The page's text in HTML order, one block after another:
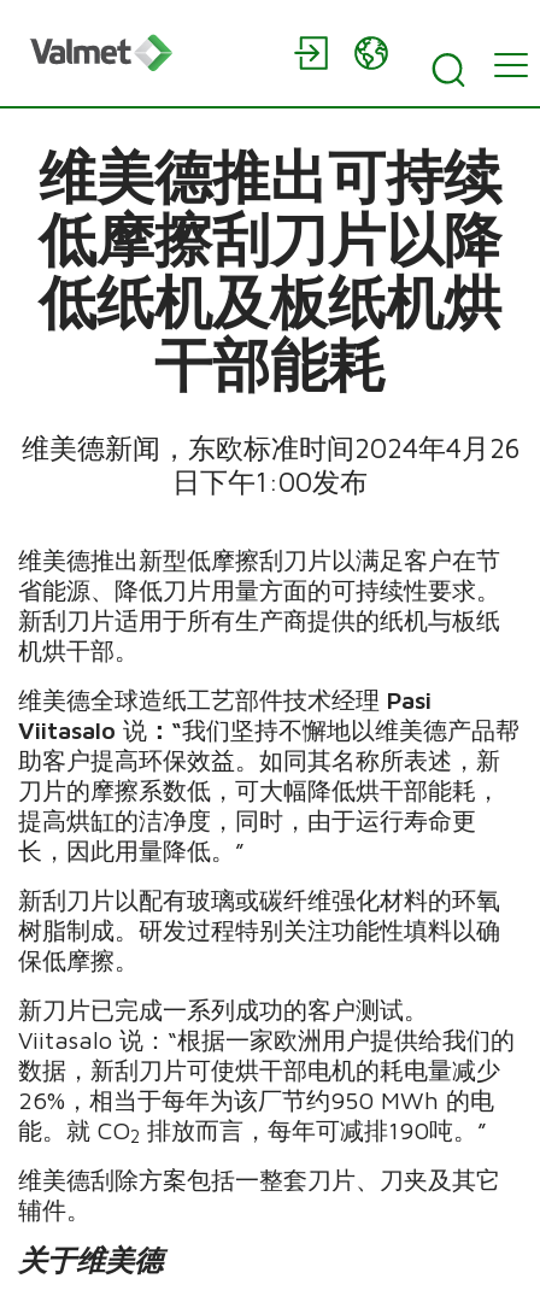
维美德推出可持续
低摩擦刮刀片以降
低纸机及板纸机烘
干部能耗
维美德新闻，东欧标准时间2024年4月26
日下午1:00发布
维美德推出新型低摩擦刮刀片以满足客户在节
省能源、降低刀片用量方面的可持续性要求。
新刮刀片适用于所有生产商提供的纸机与板纸
机烘干部。
维美德全球造纸工艺部件技术经理 Pasi
Viitasalo说 ： “我们坚持不懈地以维美德产品帮
助客户提高环保效益。如同其名称所表述，新
刀片的摩擦系数低，可大幅降低烘干部能耗，
提高烘缸的洁净度，同时，由于运行寿命更
长，因此用量降低。”
新刮刀片以配有玻璃或碳纤维强化材料的环氧
树脂制成。研发过程特别关注功能性填料以确
保低摩擦。
新刀片已完成一系列成功的客户测试。
Viitasalo 说：“根据一家欧洲用户提供给我们的
数据，新刮刀片可使烘干部电机的耗电量减少
26%，相当于每年为该厂节约950 MWh 的电
能。就 CO2 排放而言，每年可减排190吨。”
维美德刮除方案包括一整套刀片、刀夹及其它
辅件。
关于维美德